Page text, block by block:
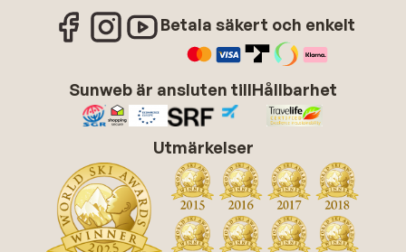
Betala säkert och enkelt
Sunweb är ansluten tillHållbarhet
Utmärkelser